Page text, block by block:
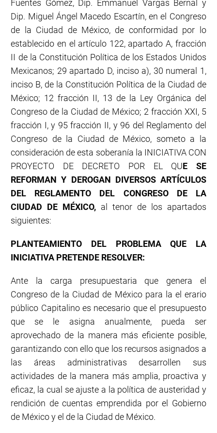
Fuentes Gómez, Dip. Emmanuel Vargas Bernal y
Dip. Miguel Ángel Macedo Escartín, en el Congreso
de la Ciudad de México, de conformidad por lo
establecido en el artículo 122, apartado A, fracción
II de la Constitución Política de los Estados Unidos
Mexicanos; 29 apartado D, inciso a), 30 numeral 1,
inciso B, de la Constitución Política de la Ciudad de
México; 12 fracción II, 13 de la Ley Orgánica del
Congreso de la Ciudad de México; 2 fracción XXI, 5
fracción I, y 95 fracción II, y 96 del Reglamento del
Congreso de la Ciudad de México, someto a la
consideración de esta soberanía la INICIATIVA CON
PROYECTO DE DECRETO POR EL QUE SE
REFORMAN Y DEROGAN DIVERSOS ARTÍCULOS
DEL REGLAMENTO DEL CONGRESO DE LA
CIUDAD DE MÉXICO, al tenor de los apartados
siguientes:
PLANTEAMIENTO DEL PROBLEMA QUE LA
INICIATIVA PRETENDE RESOLVER:
Ante la carga presupuestaria que genera el
Congreso de la Ciudad de México para la el erario
público Capitalino es necesario que el presupuesto
que se le asigna anualmente, pueda ser
aprovechado de la manera más eficiente posible,
garantizando con ello que los recursos asignados a
las áreas administrativas desarrollen sus
actividades de la manera más amplia, proactiva y
eficaz, la cual se ajuste a la política de austeridad y
rendición de cuentas emprendida por el Gobierno
de México y el de la Ciudad de México.